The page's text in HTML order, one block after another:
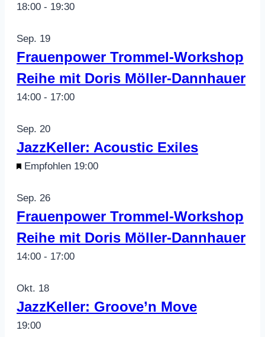
18:00 - 19:30
Sep. 19
Frauenpower Trommel-Workshop
Reihe mit Doris Möller-Dannhauer
14:00 - 17:00
Sep. 20
JazzKeller: Acoustic Exiles
Empfohlen 19:00
Sep. 26
Frauenpower Trommel-Workshop
Reihe mit Doris Möller-Dannhauer
14:00 - 17:00
Okt. 18
JazzKeller: Groove’n Move
19:00